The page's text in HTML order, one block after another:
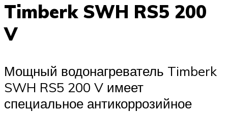
Timberk SWH RS5 200
V
Мощный водонагреватель Timberk
SWH RS5 200 V имеет
специальное антикоррозийное